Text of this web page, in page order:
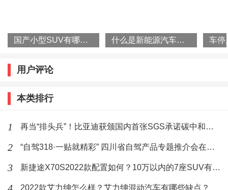
车身漆面。
车身应该用品质好的洗车液或洗车蜡，可以更好的保护
的，别用便宜货的玻璃水。所以建议车身最好别用玻璃
标签： 车身 凹了 修复 锈迹 处理
国产小型SUV有哪些？2022款瑞虎3x怎么样？ 什么是新能源汽车？国家为什么要大力发展新能源汽车？
用户评论
本类排行
1 再当“排头兵”！比亚迪获颁国内首张SGS承诺碳中和符合声明证书
2 “自驾318·一贴就精彩” 四川省自驾产品专题推介会在杭州举行
3 新捷途X70S2022款配置如何？10万以内的7座SUV有哪些？
2022款艾力绅怎么样？艾力绅混动汽车有哪些缺点？